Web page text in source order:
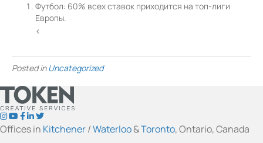
Футбол: 60% всех ставок приходится на топ-лиги
Европы.
<
Posted inUncategorized
t
o
t
o
t
o
t
o
t
o
Offices in Kitchener/Waterloo&Toronto, Ontario, Canada